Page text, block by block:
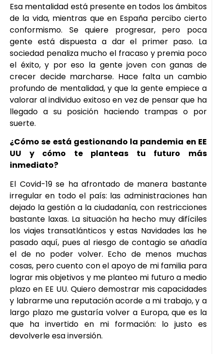
Esa mentalidad está presente en todos los ámbitos
de la vida, mientras que en España percibo cierto
conformismo. Se quiere progresar, pero poca
gente está dispuesta a dar el primer paso. La
sociedad penaliza mucho el fracaso y premia poco
el éxito, y por eso la gente joven con ganas de
crecer decide marcharse. Hace falta un cambio
profundo de mentalidad, y que la gente empiece a
valorar al individuo exitoso en vez de pensar que ha
llegado a su posición haciendo trampas o por
suerte.
¿Cómo se está gestionando la pandemia en EE
UU y cómo te planteas tu futuro más
inmediato?
El Covid-19 se ha afrontado de manera bastante
irregular en todo el país: las administraciones han
dejado la gestión a la ciudadanía, con restricciones
bastante laxas. La situación ha hecho muy difíciles
los viajes transatlánticos y estas Navidades las he
pasado aquí, pues al riesgo de contagio se añadía
el de no poder volver. Echo de menos muchas
cosas, pero cuento con el apoyo de mi familia para
lograr mis objetivos y me planteo mi futuro a medio
plazo en EE UU. Quiero demostrar mis capacidades
y labrarme una reputación acorde a mi trabajo, y a
largo plazo me gustaría volver a Europa, que es la
que ha invertido en mi formación: lo justo es
devolverle esa inversión.